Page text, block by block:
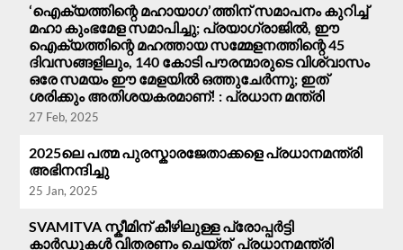
‘ഐക്യത്തിന്റെ മഹായാഗ’ത്തിന് സമാപനം കുറിച്ച്
മഹാ കുംഭമേള സമാപിച്ചു; പ്രയാഗ്‌രാജിൽ, ഈ
ഐക്യത്തിന്റെ മഹത്തായ സമ്മേളനത്തിന്റെ 45
ദിവസങ്ങളിലും, 140 കോടി പൗരന്മാരുടെ വിശ്വാസം
ഒരേ സമയം ഈ മേളയിൽ ഒത്തുചേർന്നു; ഇത്
ശരിക്കും അതിശയകരമാണ്! : പ്രധാന മന്ത്രി
27 Feb, 2025
2025ലെ പത്മ പുരസ്കാരജേതാക്കളെ പ്രധാനമന്ത്രി
അഭിനന്ദിച്ചു
25 Jan, 2025
SVAMITVA സ്കീമിന് കീഴിലുള്ള പ്രോപ്പർട്ടി
കാർഡുകൾ വിതരണം ചെയ്ത് പ്രധാനമന്ത്രി